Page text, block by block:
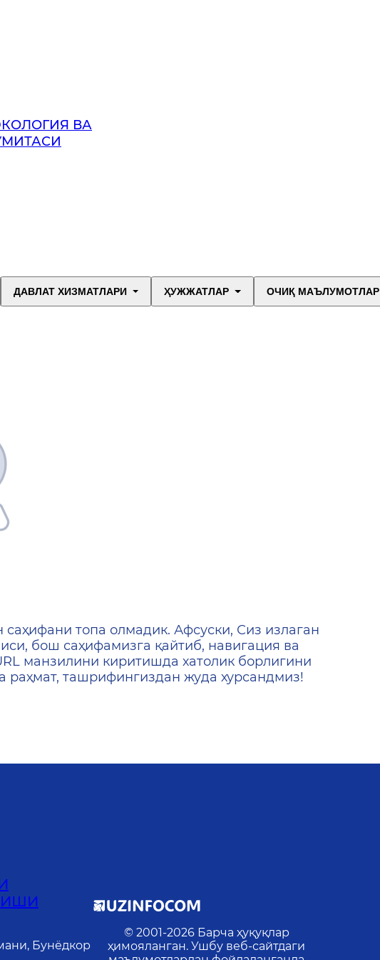
ВА
ДАВЛАТ ХИЗМАТЛАРИ ҲУЖЖАТЛАР ОЧИҚ МАЪЛУМОТЛАР
найдена
саҳифани топа олмадик. Афсуски, Сиз излаган
бош саҳифамизга қайтиб, навигация ва
манзилини киритишда хатолик борлигини
раҳмат, ташрифингиздан жуда хурсандмиз!
Бунёдкор
© 2001-2026 Барча ҳуқуқлар
ҳимояланган. Ушбу веб-сайтдаги